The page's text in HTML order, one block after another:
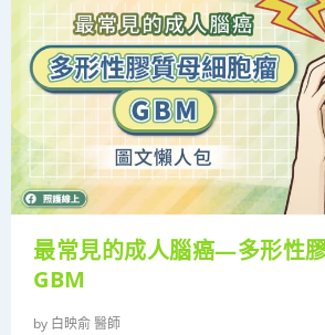
最常見的成人腦癌—多形性
GBM
by 白映俞 醫師